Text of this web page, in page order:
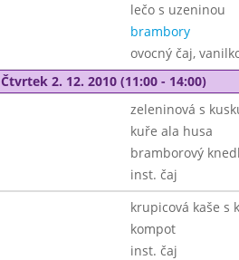
lečo s uzeninou
brambory
ovocný čaj,
Čtvrtek 2. 12. 2010 (11:00 - 14:00)
zeleninová s
kuře ala husa
bramborový
inst. čaj
krupicová kaše s
kompot
inst. čaj